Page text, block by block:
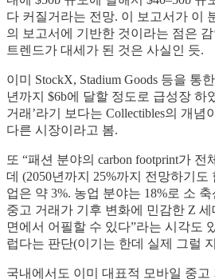
다 커질거라는 전망. 이 보고서가 이
의 보고서에 기반한 것이라는 점은
트렌드가 대세가 된 것은 사실인 듯.
이미 StockX, Stadium Goods 등을 통
년까지 $6b에 달할 정도로 급성장 하
거래’라기 보다는 Collectibles의 개념
다른 시장이라고 봄.
또 “패션 분야의 carbon footprint가 전
데 (2050년까지 25%까지 전망하기
업은 약 3%. 농업 분야는 18%로 소
중고 거래가 기후 변화에 민감한 Z
면에서 어필할 수 있다”라는 시각도
럽다는 판단(이기는 한데 실제 그럴
국내에서도 이미 대표적 모바일 중